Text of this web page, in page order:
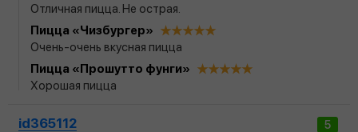
Отличная пицца. Не острая.
Пицца «Чизбургер»
Очень-очень вкусная пицца
Пицца «Прошутто фунги»
Хорошая пицца
5
id365112